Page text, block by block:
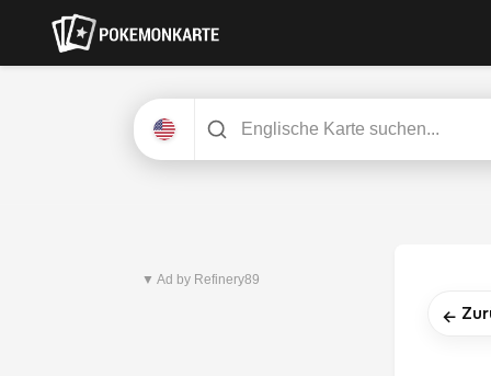
▼ Ad by Refinery89
←